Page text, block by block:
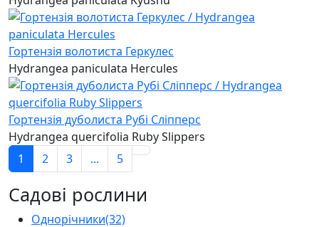
Гортензія волотиста Геркулес
Hydrangea paniculata Hercules
Гортензія дуболиста Рубі Сліпперс
Hydrangea quercifolia Ruby Slippers
1
2 3 ... 5
Садові рослини
Однорічники(32)